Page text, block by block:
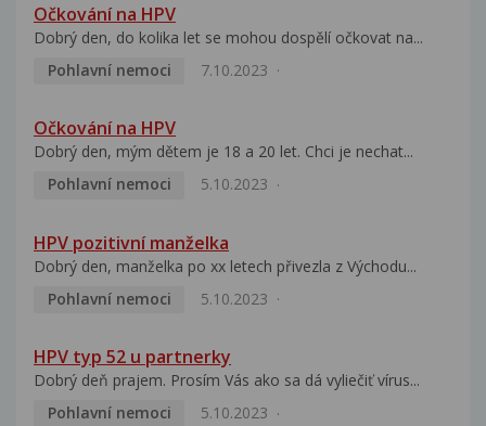
Očkování na HPV
Dobrý den, do kolika let se mohou dospělí očkovat na...
Pohlavní nemoci
7.10.2023
Očkování na HPV
Dobrý den, mým dětem je 18 a 20 let. Chci je nechat...
Pohlavní nemoci
5.10.2023
HPV pozitivní manželka
Dobrý den, manželka po xx letech přivezla z Východu...
Pohlavní nemoci
5.10.2023
HPV typ 52 u partnerky
Dobrý deň prajem. Prosím Vás ako sa dá vyliečiť vírus...
Pohlavní nemoci
5.10.2023